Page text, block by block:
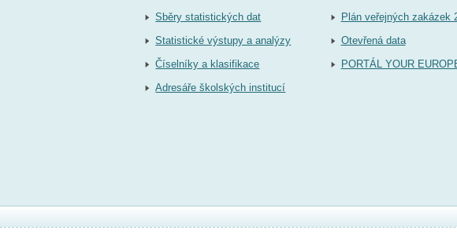
Sběry statistických dat
Statistické výstupy a analýzy
Číselníky a klasifikace
Adresáře školských institucí
Plán veřejných zakázek
Otevřená data
PORTÁL YOUR